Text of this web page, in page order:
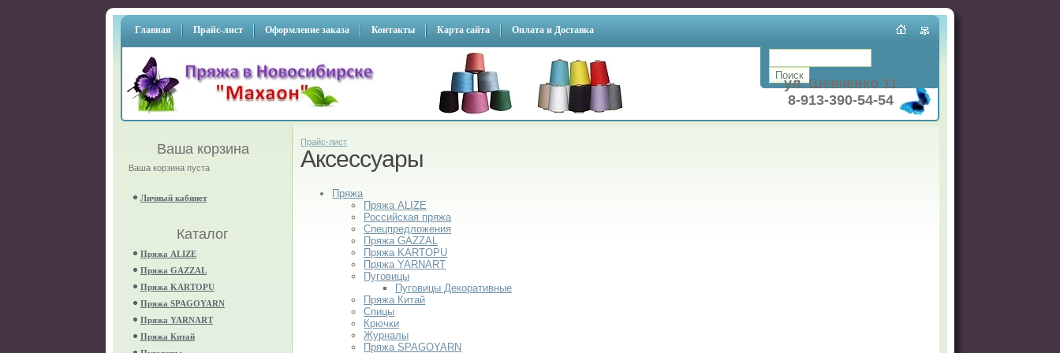
Главная Прайс-лист Оформление заказа Контакты Карта сайта Оплата и Доставка
ул. Шевченко 11
8-913-390-54-54
Ваша корзина
Ваша корзина пуста
Личный кабинет
Каталог
Пряжа ALIZE
Пряжа GAZZAL
Пряжа KARTOPU
Пряжа SPAGOYARN
Пряжа YARNART
Пряжа Китай
Прайс-лист
Аксессуары
Пряжа
Пряжа ALIZE
Российская пряжа
Спецпредложения
Пряжа GAZZAL
Пряжа KARTOPU
Пряжа YARNART
Пуговицы
Пуговицы Декоративные
Пряжа Китай
Спицы
Крючки
Журналы
Пряжа SPAGOYARN